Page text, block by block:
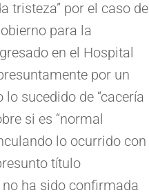
tristeza” por el caso de
para la
en el Hospital
por un
sucedido de “cacería
si es “normal
lo ocurrido con
título
ha sido confirmada